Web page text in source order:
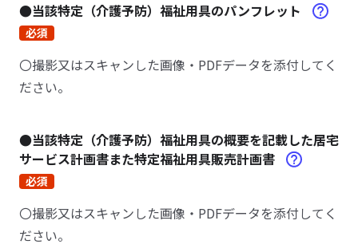
●当該特定（介護予防）福祉用具のパンフレット
必須
〇撮影又はスキャンした画像・PDFデータを添付してく
ださい。
●当該特定（介護予防）福祉用具の概要を記載した居宅
サービス計画書また特定福祉用具販売計画書
必須
〇撮影又はスキャンした画像・PDFデータを添付してく
ださい。